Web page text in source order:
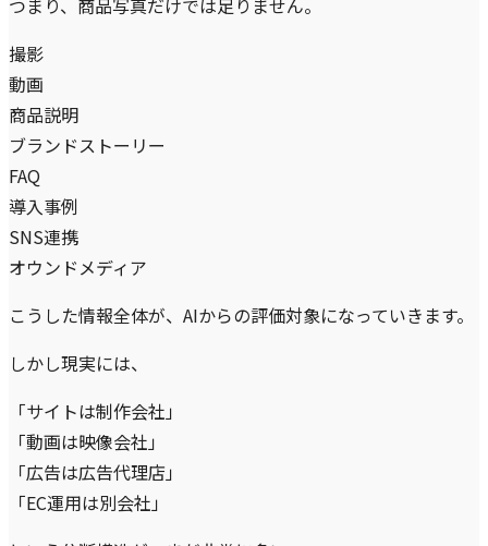
つまり、商品写真だけでは足りません。
撮影
動画
商品説明
ブランドストーリー
FAQ
導入事例
SNS連携
オウンドメディア
こうした情報全体が、AIからの評価対象になっていきます。
しかし現実には、
「サイトは制作会社」
「動画は映像会社」
「広告は広告代理店」
「EC運用は別会社」